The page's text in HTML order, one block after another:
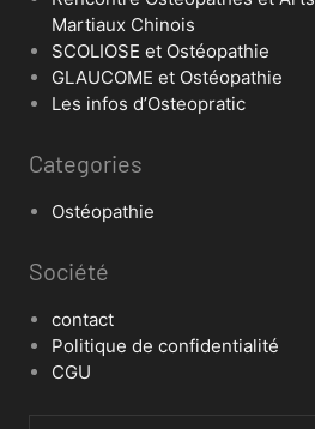
Martiaux Chinois
SCOLIOSE et Ostéopathie
GLAUCOME et Ostéopathie
Les infos d’Osteopratic
Categories
Ostéopathie
Société
contact
Politique de confidentialité
CGU